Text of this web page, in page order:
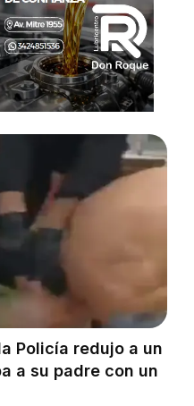
Policía redujo a un
a su padre con un